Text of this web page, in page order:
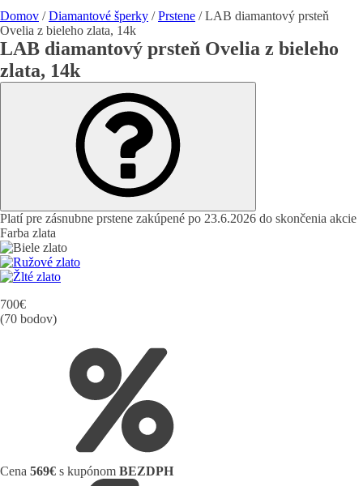
Domov /Diamantové šperky /Prstene / LAB diamantový prsteň
Ovelia z bieleho zlata, 14k
LAB diamantový prsteň Ovelia z bieleho
zlata, 14k
Platí pre zásnubne prstene zakúpené po 23.6.2026 do skončenia akcie
Farba zlata
700€
(70 bodov)
Cena 569€ s kupónom BEZDPH